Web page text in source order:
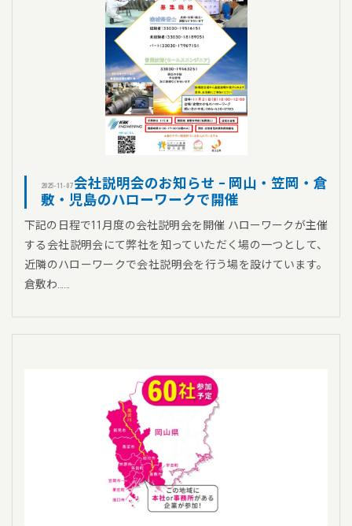
2025-11-07会社説明会のお知らせ – 岡山・笠岡・倉
敷・児島のハローワークで開催
下記の日程で11月度の会社説明会を開催 ハローワークが主催
する会社説明会にて弊社を知っていただく場の一つとして、
近隣のハローワークで会社説明会を行う場を設けています。
倉敷わ……